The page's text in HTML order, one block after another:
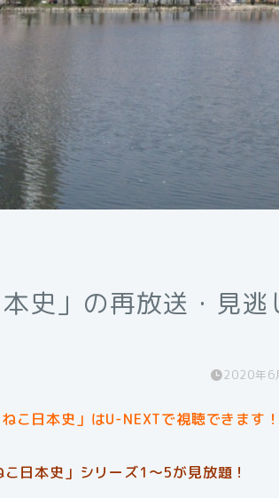
史」の再放送・見逃
2020年6
こ日本史」はU-NEXTで視聴できます！
こ日本史」シリーズ1〜5が見放題！